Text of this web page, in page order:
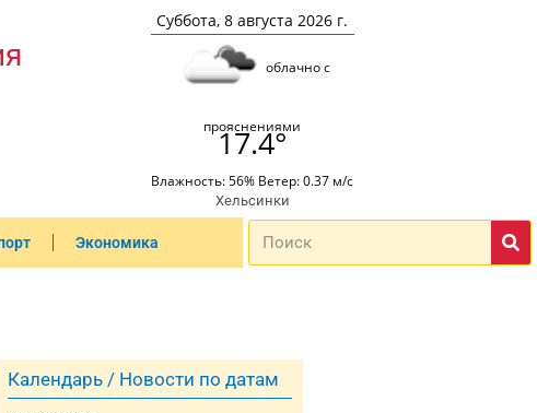
Суббота, 8 августа 2026 г.
облачно с
прояснениями
17.4°
Влажность: 56% Ветер: 0.37 м/с
Хельсинки
Экономика
Календарь / Новости по датам